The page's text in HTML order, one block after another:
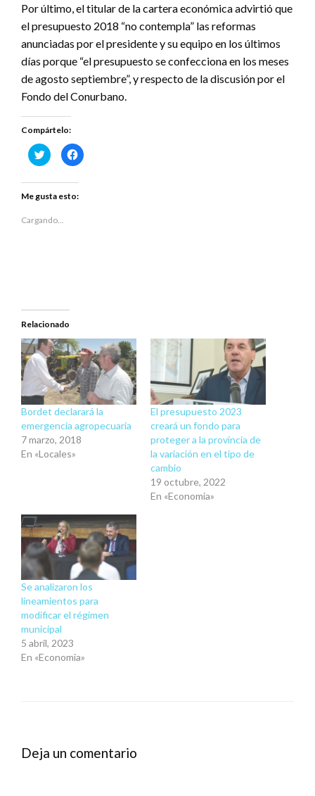
Por último, el titular de la cartera económica advirtió que
el presupuesto 2018 “no contempla” las reformas
anunciadas por el presidente y su equipo en los últimos
días porque “el presupuesto se confecciona en los meses
de agosto septiembre”, y respecto de la discusión por el
Fondo del Conurbano.
Compártelo:
Haz
clic
en
Twitter
(Se
en
Haz
clic
Me gusta esto:
Cargando...
Relacionado
Bordet declarará la
emergencia agropecuaria
7 marzo, 2018
En «Locales»
El presupuesto 2023
creará un fondo para
proteger a la provincia de
la variación en el tipo de
cambio
19 octubre, 2022
En «Economia»
Se analizaron los
lineamientos para
modificar el régimen
municipal
5 abril, 2023
En «Economia»
Deja un comentario